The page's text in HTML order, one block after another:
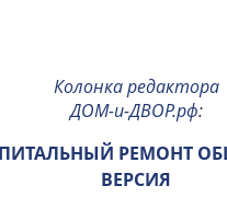
Колонка редактора
ДОМ-и-ДВОР.рф:
РЕМОНТ
ВЕРСИЯ